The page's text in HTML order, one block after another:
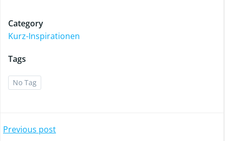
Category
Kurz-Inspirationen
Tags
No Tag
Previous post